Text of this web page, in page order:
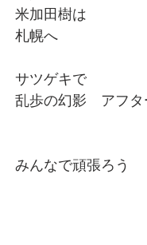
米加田樹は
札幌へ
サツゲキで
乱歩の幻影　アフ
みんなで頑張ろう